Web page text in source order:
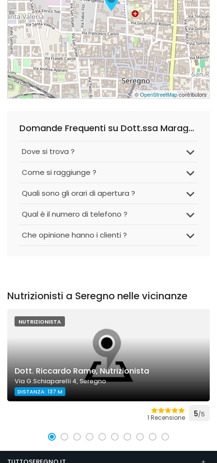
©OpenStreetMapcontributors
Domande Frequenti su Dott.ssa Maragno Laura Biologa Nutrizionista presso Wellness and Health
Dove si trova ?
Come si raggiunge ?
Quali sono gli orari di apertura ?
Qual è il numero di telefono ?
Che opinione hanno i clienti ?
Nutrizionisti a Seregno nelle vicinanze
NUTRIZIONISTA
Dott. Riccardo Rame, Nutrizionista
Via G.Schiaparelli 4, Seregno
DISTANZA: 137 M
1 Recensione 5/5